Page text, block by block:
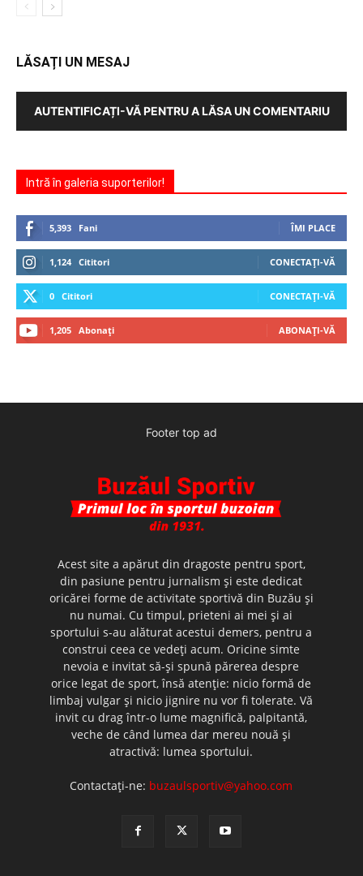
LĂSAȚI UN MESAJ
AUTENTIFICAȚI-VĂ PENTRU A LĂSA UN COMENTARIU
Intră în galeria suporterilor!
5,393 Fani ÎMI PLACE
1,124 Cititori CONECTAȚI-VĂ
0 Cititori CONECTAȚI-VĂ
1,205 Abonați ABONAȚI-VĂ
Footer top ad
Acest site a apărut din dragoste pentru sport,
din pasiune pentru jurnalism şi este dedicat
oricărei forme de activitate sportivă din Buzău şi
nu numai. Cu timpul, prieteni ai mei şi ai
sportului s-au alăturat acestui demers, pentru a
construi ceea ce vedeţi acum. Oricine simte
nevoia e invitat să-şi spună părerea despre
orice legat de sport, însă atenţie: nicio formă de
limbaj vulgar şi nicio jignire nu vor fi tolerate. Vă
invit cu drag într-o lume magnifică, palpitantă,
veche de când lumea dar mereu nouă şi
atractivă: lumea sportului.
Contactați-ne: buzaulsportiv@yahoo.com